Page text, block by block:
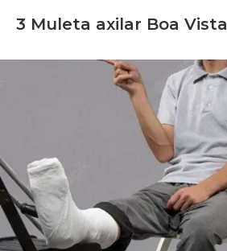
3 Muleta axilar Boa Vista